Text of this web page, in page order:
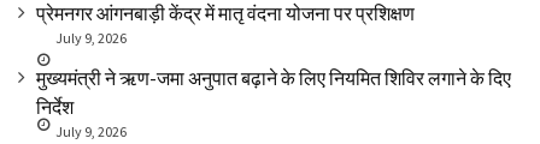
प्रेमनगर आंगनबाड़ी केंद्र में मातृ वंदना योजना पर प्रशिक्षण
July 9, 2026
मुख्यमंत्री ने ऋण-जमा अनुपात बढ़ाने के लिए नियमित शिविर लगाने के दिए
निर्देश
July 9, 2026